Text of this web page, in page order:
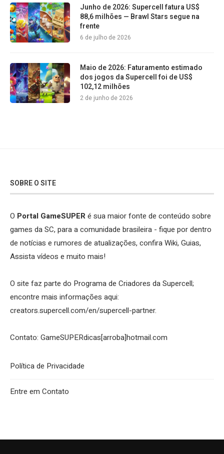
Junho de 2026: Supercell fatura US$
88,6 milhões — Brawl Stars segue na
frente
6 de julho de 2026
Maio de 2026: Faturamento estimado
dos jogos da Supercell foi de US$
102,12 milhões
2 de junho de 2026
SOBRE O SITE
O Portal GameSUPERé sua maior fonte de conteúdo sobre
games da SC, para a comunidade brasileira - fique por dentro
de notícias e rumores de atualizações, confira Wiki, Guias,
Assista vídeos e muito mais!
O site faz parte do Programa de Criadores da Supercell;
encontre mais informações aqui:
creators.supercell.com/en/supercell-partner.
Contato: GameSUPERdicas[arroba]hotmail.com
Política de Privacidade
Entre em Contato